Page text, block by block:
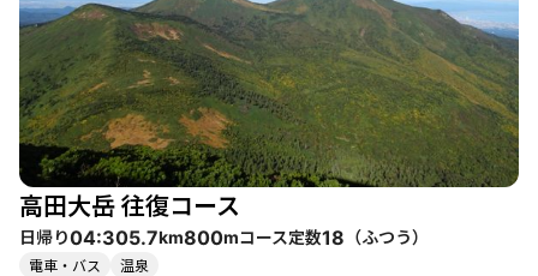
高田大岳 往復コース
日帰り04:305.7km800mコース定数18 （ふつう）
電車・バス 温泉